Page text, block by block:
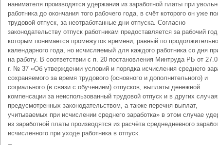
нанимателя производятся удержания из заработной платы при
работника до окончания того рабочего года, в счёт которого он уже
трудовой отпуск, за неотработанные дни отпуска. Согласно
законодательству отпуск работникам предоставляется за рабочий
которым понимается промежуток времени, равный по
календарного года, но исчисляемый для каждого работника со дня
на работу. В соответствии с п. 20 постановления Минтруда РБ от
г. № 37 «Об утверждении условий и порядка исчисления среднего
сохраняемого за время трудового (основного и дополнительного) и
социального (в связи с обучением) отпусков, выплаты денежной
компенсации за неиспользованный трудовой отпуск и в других
предусмотренных законодательством, а также перечня выплат,
учитываемых при исчислении среднего заработка» в этом случае
из заработной платы производятся из расчёта среднедневного
исчисленного при уходе работника в отпуск.